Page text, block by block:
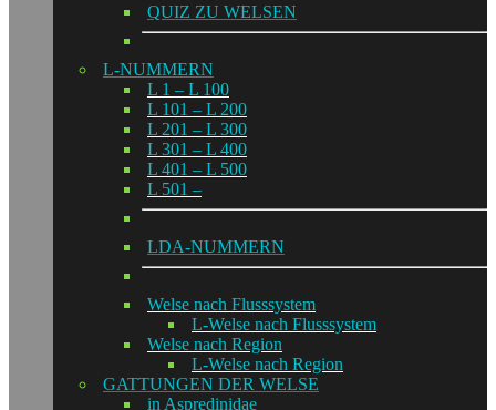
QUIZ ZU WELSEN
L-NUMMERN
L 1 – L 100
L 101 – L 200
L 201 – L 300
L 301 – L 400
L 401 – L 500
L 501 –
LDA-NUMMERN
Welse nach Flusssystem
L-Welse nach Flusssystem
Welse nach Region
L-Welse nach Region
GATTUNGEN DER WELSE
in Aspredinidae